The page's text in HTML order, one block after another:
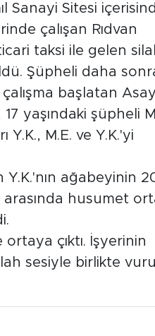
Sanayi Sitesi
çalışan Rıdvan
taksi ile gelen
Şüpheli daha
başlatan
yaşındaki şüpheli
Y.K., M.E. ve Y.K.'yi
ağabeyinin
husumet
çıktı. İşyerinin
sesiyle birlikte